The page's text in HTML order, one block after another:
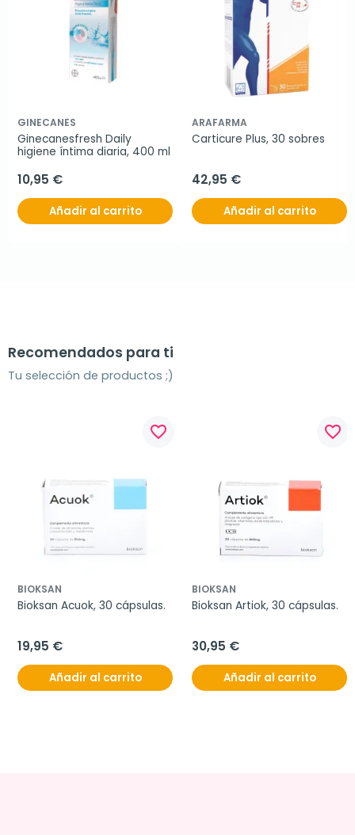
GINECANES
Ginecanesfresh Daily
higiene íntima diaria, 400 ml
10,95 €
Añadir al carrito
ARAFARMA
Carticure Plus, 30 sobres
42,95 €
Añadir al carrito
Recomendados para ti
Tu selección de productos ;)
favorite_border
BIOKSAN
Bioksan Acuok, 30 cápsulas.
19,95 €
Añadir al carrito
favorite_border
BIOKSAN
Bioksan Artiok, 30 cápsulas.
30,95 €
Añadir al carrito